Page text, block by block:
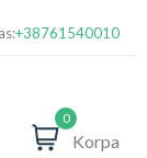
+38761540010
0
Korpa